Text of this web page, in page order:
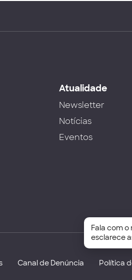
Atualidade
Newsletter
Notícias
Eventos
Canal de Denúncia Política
Fala com o
esclarece